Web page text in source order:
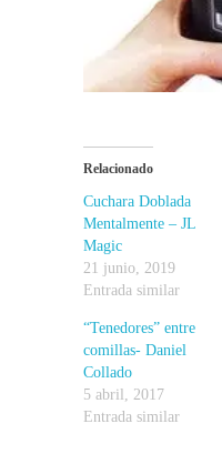
Relacionado
Cuchara Doblada
Mentalmente – JL
Magic
21 junio, 2019
Entrada similar
“Tenedores” entre
comillas- Daniel
Collado
5 abril, 2017
Entrada similar